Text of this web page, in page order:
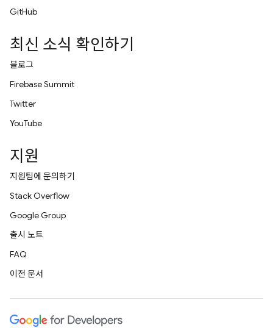
GitHub
최신 소식 확인하기
블로그
Firebase Summit
Twitter
YouTube
지원
지원팀에 문의하기
Stack Overflow
Google Group
출시 노트
FAQ
이전 문서